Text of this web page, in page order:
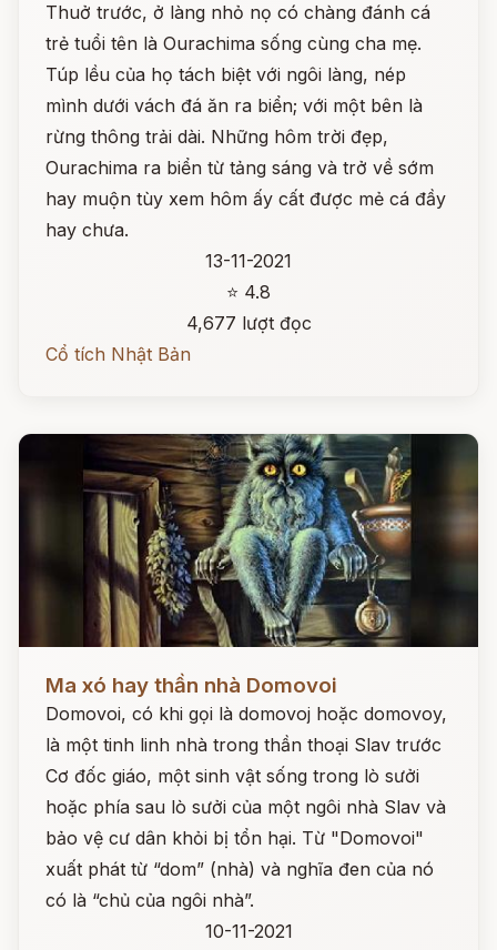
Thuở trước, ở làng nhỏ nọ có chàng đánh cá
trẻ tuổi tên là Ourachima sống cùng cha mẹ.
Túp lều của họ tách biệt với ngôi làng, nép
mình dưới vách đá ăn ra biển; với một bên là
rừng thông trải dài. Những hôm trời đẹp,
Ourachima ra biển từ tảng sáng và trở về sớm
hay muộn tùy xem hôm ấy cất được mẻ cá đầy
hay chưa.
13-11-2021
⭐ 4.8
4,677 lượt đọc
Cổ tích Nhật Bản
Ma xó hay thần nhà Domovoi
Domovoi, có khi gọi là domovoj hoặc domovoy,
là một tinh linh nhà trong thần thoại Slav trước
Cơ đốc giáo, một sinh vật sống trong lò sưởi
hoặc phía sau lò sưởi của một ngôi nhà Slav và
bảo vệ cư dân khỏi bị tổn hại. Từ "Domovoi"
xuất phát từ “dom” (nhà) và nghĩa đen của nó
có là “chủ của ngôi nhà”.
10-11-2021